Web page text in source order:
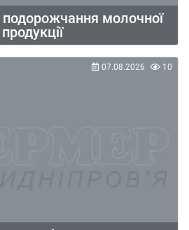
подорожчання молочної
продукції
07.08.2026 10